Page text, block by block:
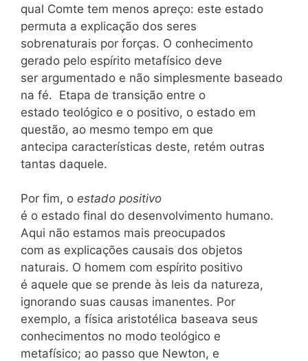
qual Comte tem menos apreço: este estado
permuta a explicação dos seres
sobrenaturais por forças. O conhecimento
gerado pelo espírito metafísico deve
ser argumentado e não simplesmente baseado
na fé. Etapa de transição entre o
estado teológico e o positivo, o estado em
questão, ao mesmo tempo em que
antecipa características deste, retém outras
tantas daquele.
Por fim, o estado positivo
é o estado final do desenvolvimento humano.
Aqui não estamos mais preocupados
com as explicações causais dos objetos
naturais. O homem com espírito positivo
é aquele que se prende às leis da natureza,
ignorando suas causas imanentes. Por
exemplo, a física aristotélica baseava seus
conhecimentos no modo teológico e
metafísico; ao passo que Newton, e